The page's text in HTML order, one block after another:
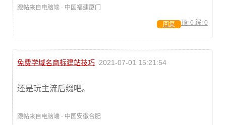
跟帖来自电脑端 · 中国福建厦门
顶: 0 踩: 0
回复
免费学域名商标建站技巧 2021-07-01 15:21:54
还是玩主流后缀吧。
跟帖来自电脑端 · 中国安徽合肥